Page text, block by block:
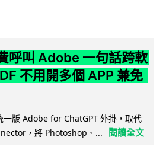
呼叫 Adobe 一句話跨軟
不用開多個 APP 兼免
版 Adobe for ChatGPT 外掛，取代
，將 Photoshop、...
閱讀全文